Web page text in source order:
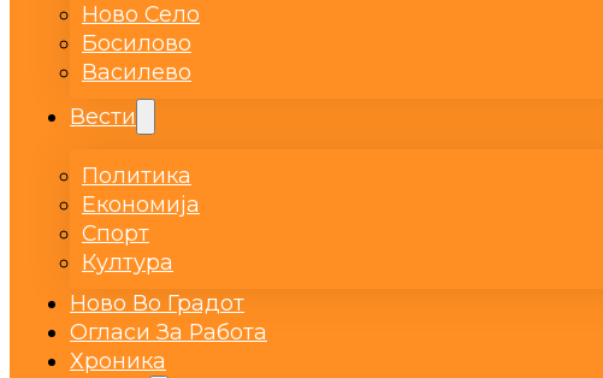
Ново Село
Босилово
Василево
Вести
Политика
Економија
Спорт
Култура
Ново Во Градот
Огласи За Работа
Хроника